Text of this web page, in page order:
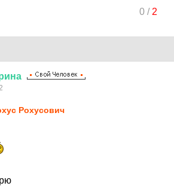
0/ 2
Рохусович